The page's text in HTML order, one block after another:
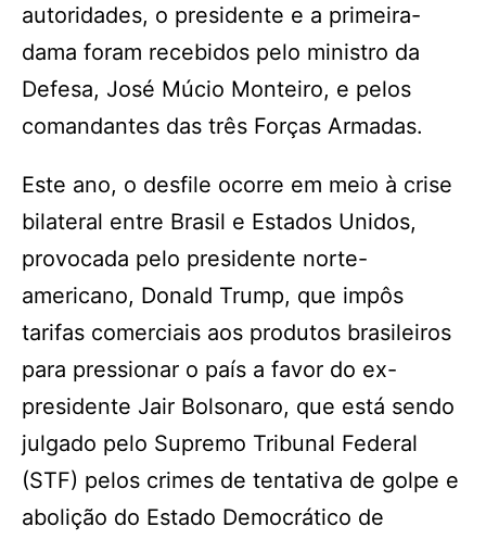
autoridades, o presidente e a primeira-
dama foram recebidos pelo ministro da
Defesa, José Múcio Monteiro, e pelos
comandantes das três Forças Armadas.
Este ano, o desfile ocorre em meio à crise
bilateral entre Brasil e Estados Unidos,
provocada pelo presidente norte-
americano, Donald Trump, que impôs
tarifas comerciais aos produtos brasileiros
para pressionar o país a favor do ex-
presidente Jair Bolsonaro, que está sendo
julgado pelo Supremo Tribunal Federal
(STF) pelos crimes de tentativa de golpe e
abolição do Estado Democrático de